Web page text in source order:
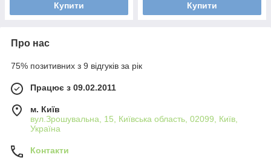
Купити Купити
Про нас
75% позитивних з 9 відгуків за рік
Працює з 09.02.2011
м. Київ
вул.Зрошувальна, 15, Київська область, 02099, Київ,
Україна
Контакти